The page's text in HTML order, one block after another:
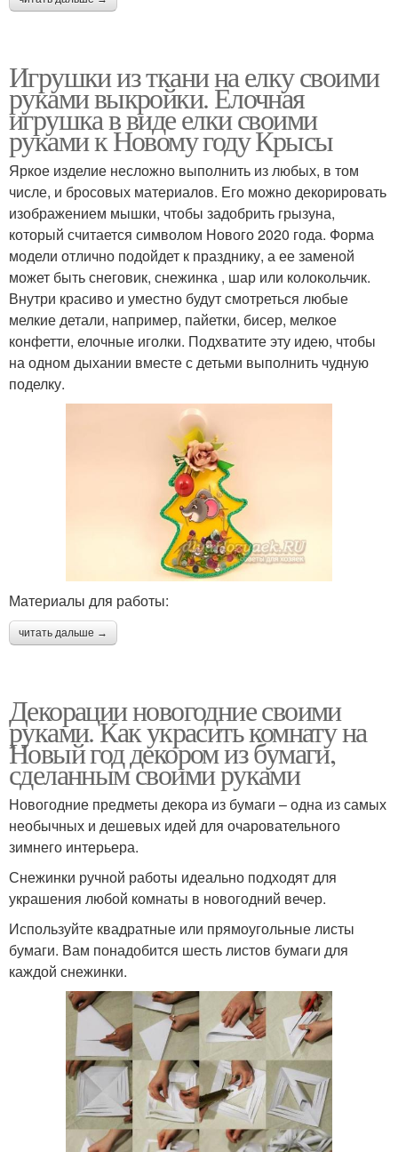
Игрушки из ткани на елку своими
руками выкройки. Елочная
игрушка в виде елки своими
руками к Новому году Крысы
Яркое изделие несложно выполнить из любых, в том
числе, и бросовых материалов. Его можно декорировать
изображением мышки, чтобы задобрить грызуна,
который считается символом Нового 2020 года. Форма
модели отлично подойдет к празднику, а ее заменой
может быть снеговик, снежинка , шар или колокольчик.
Внутри красиво и уместно будут смотреться любые
мелкие детали, например, пайетки, бисер, мелкое
конфетти, елочные иголки. Подхватите эту идею, чтобы
на одном дыхании вместе с детьми выполнить чудную
поделку.
Материалы для работы:
читать дальше →
Декорации новогодние своими
руками. Как украсить комнату на
Новый год декором из бумаги,
сделанным своими руками
Новогодние предметы декора из бумаги – одна из самых
необычных и дешевых идей для очаровательного
зимнего интерьера.
Снежинки ручной работы идеально подходят для
украшения любой комнаты в новогодний вечер.
Используйте квадратные или прямоугольные листы
бумаги. Вам понадобится шесть листов бумаги для
каждой снежинки.